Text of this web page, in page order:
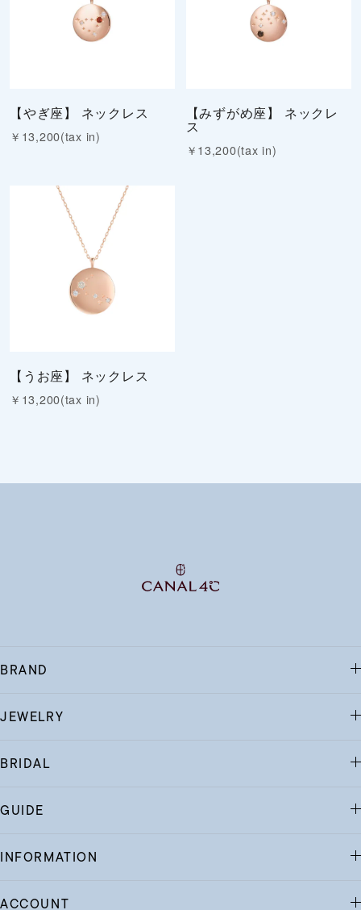
【やぎ座】 ネックレス
￥13,200(tax in)
【みずがめ座】 ネックレ
ス
￥13,200(tax in)
【うお座】 ネックレス
￥13,200(tax in)
BRAND
JEWELRY
BRIDAL
GUIDE
INFORMATION
ACCOUNT